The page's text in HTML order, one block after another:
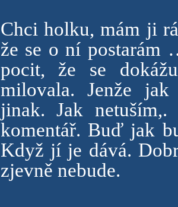
Chci holku, mám ji
že se o ní postarám
pocit, že se
milovala. Jenže
jinak. Jak
komentář. Buď jak
Když jí je dává.
zjevně nebude.